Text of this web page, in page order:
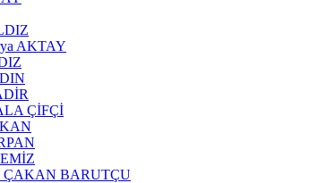
AKTAY
ÇİFÇİ
ÇAKAN BARUTÇU